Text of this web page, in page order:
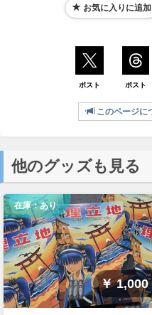
お気に入りに追加
ポスト ポスト
このページに
他のグッズも見る
￥ 1,000
在庫：あり